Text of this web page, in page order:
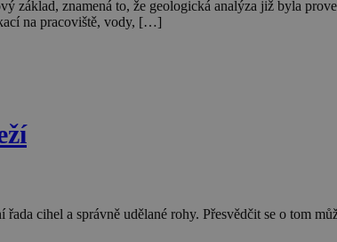
základ, znamená to, že geologická analýza již byla
na pracoviště, vody, […]
cihel a správně udělané rohy. Přesvědčit se o tom